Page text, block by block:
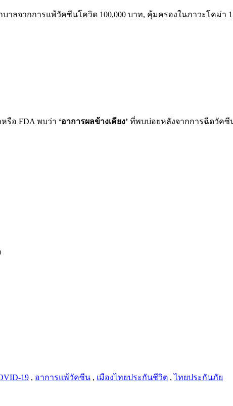
บาลจากการแพ้วัคซีนโควิด 100,000 บาท, คุ้มครองในภาวะโคม่า
หรือ FDA พบว่า ‘อาการผลข้างเคียง’ ที่พบบ่อยหลังจากการฉีดวัคซี
19 , อาการแพ้วัคซีน , เมืองไทยประกันชีวิต ,ไทยประกันภัย